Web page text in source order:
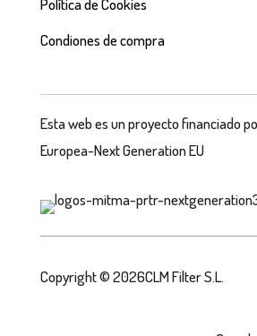
Política de Cookies
Condiones de compra
Esta web es un proyecto financiado
Europea-Next Generation EU
Copyright © 2026CLM Filter S.L.